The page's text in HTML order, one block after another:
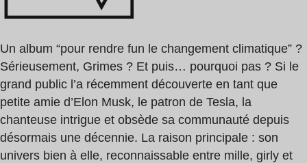
Un album “pour rendre fun le changement climatique” ?
Sérieusement, Grimes ? Et puis… pourquoi pas ? Si le
grand public l’a récemment découverte en tant que
petite amie d’Elon Musk, le patron de Tesla, la
chanteuse intrigue et obsède sa communauté depuis
désormais une décennie. La raison principale : son
univers bien à elle, reconnaissable entre mille, girly et